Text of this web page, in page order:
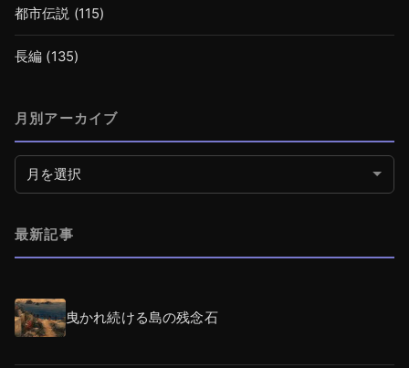
都市伝説 (115)
長編 (135)
月別アーカイブ
月別アーカイブ
最新記事
曳かれ続ける島の残念石